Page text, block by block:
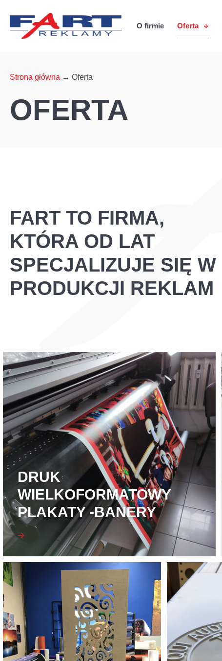
O firmie Oferta
Strona główna → Oferta
OFERTA
FART TO FIRMA,
KTÓRA OD LAT
SPECJALIZUJE SIĘ W
PRODUKCJI REKLAM
DRUK
WIELKOFORMATOWY
PLAKATY -BANERY